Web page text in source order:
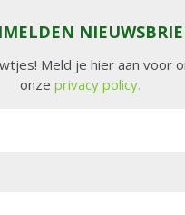
Meld je hier aan voor
onze privacy policy.